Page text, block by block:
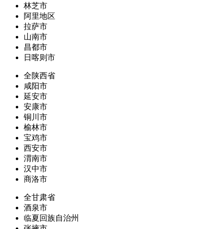
林芝市
阿里地区
拉萨市
山南市
昌都市
日喀则市
全陕西省
咸阳市
延安市
安康市
铜川市
榆林市
宝鸡市
西安市
渭南市
汉中市
商洛市
全甘肃省
酒泉市
临夏回族自治州